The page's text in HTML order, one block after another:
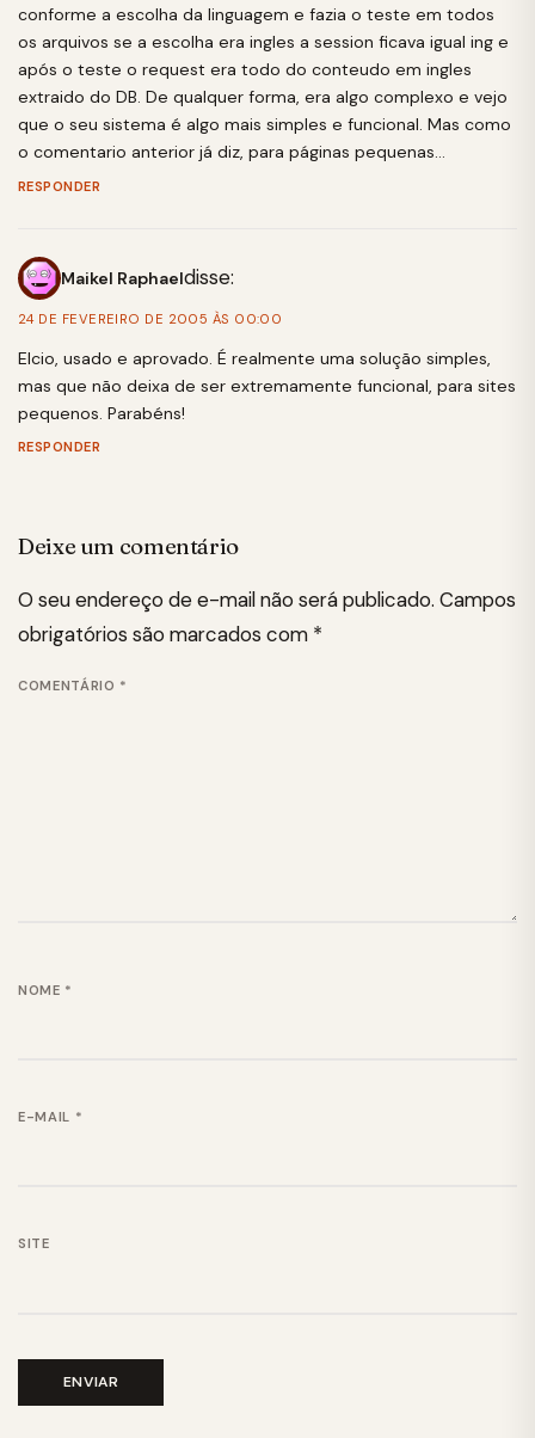
conforme a escolha da linguagem e fazia o teste em todos
os arquivos se a escolha era ingles a session ficava igual ing e
após o teste o request era todo do conteudo em ingles
extraido do DB. De qualquer forma, era algo complexo e vejo
que o seu sistema é algo mais simples e funcional. Mas como
o comentario anterior já diz, para páginas pequenas…
RESPONDER
Maikel Raphaeldisse:
24 DE FEVEREIRO DE 2005 ÀS 00:00
Elcio, usado e aprovado. É realmente uma solução simples,
mas que não deixa de ser extremamente funcional, para sites
pequenos. Parabéns!
RESPONDER
Deixe um comentário
O seu endereço de e-mail não será publicado. Campos
obrigatórios são marcados com *
COMENTÁRIO *
NOME *
E-MAIL *
SITE